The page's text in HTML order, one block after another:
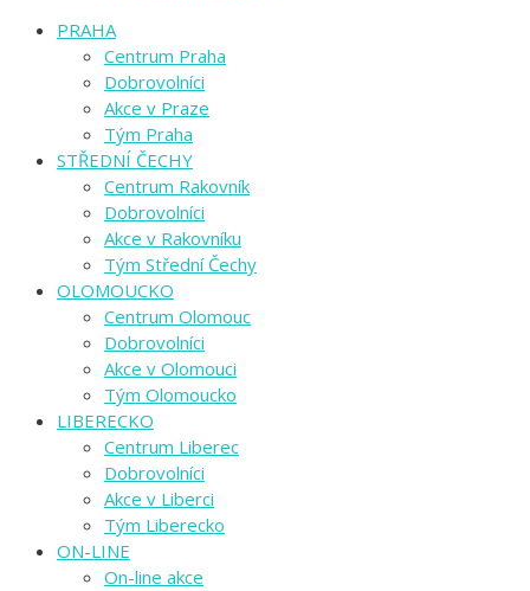
PRAHA
Centrum Praha
Dobrovolníci
Akce v Praze
Tým Praha
STŘEDNÍ ČECHY
Centrum Rakovník
Dobrovolníci
Akce v Rakovníku
Tým Střední Čechy
OLOMOUCKO
Centrum Olomouc
Dobrovolníci
Akce v Olomouci
Tým Olomoucko
LIBERECKO
Centrum Liberec
Dobrovolníci
Akce v Liberci
Tým Liberecko
ON-LINE
On-line akce